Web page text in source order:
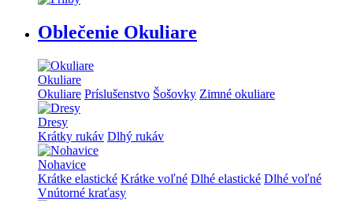
Oblečenie Okuliare
Okuliare
Okuliare Príslušenstvo Šošovky Zimné okuliare
Dresy
Krátky rukáv Dlhý rukáv
Nohavice
Krátke elastické Krátke voľné Dlhé elastické Dlhé voľné
Vnútorné kraťasy